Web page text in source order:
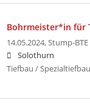
Bohrmeister*in für
14.05.2024,Stump-BTE
Solothurn
Tiefbau /